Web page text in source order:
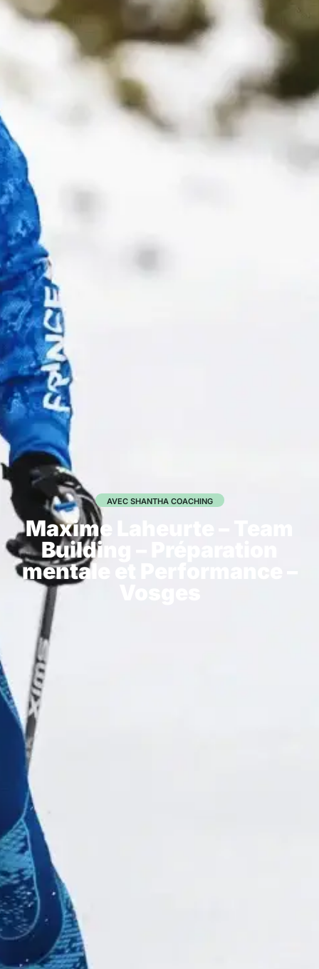
AVEC SHANTHA COACHING
Maxime Laheurte – Team
Building – Préparation
mentale et Performance –